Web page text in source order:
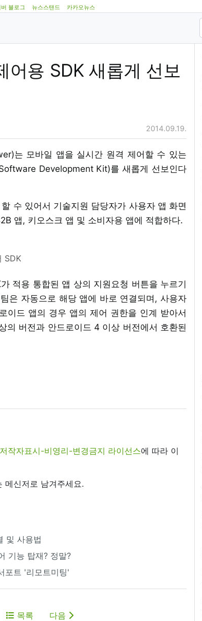
블로그 뉴스스탠드 카카오뉴스
어용 SDK 새롭게 선보
2014.09.19.
는 모바일 앱을 실시간 원격 제어할 수 있는
Development Kit)를 새롭게 선보인다
수 있어서 기술지원 담당자가 사용자 앱 화면
앱, 키오스크 앱 및 소비자용 앱에 적합하다.
SDK
적용 통합된 앱 상의 지원요청 버튼을 누르기
은 자동으로 해당 앱에 바로 연결되며, 사용자
이드 앱의 경우 앱의 제어 권한을 인계 받아서
의 버전과 안드로이드 4 이상 버전에서 호환된
작자표시-비영리-변경금지 라이선스에 따라 이
메신저로 남겨주세요.
및 사용법
기능 탑재? 정말?
포트 '리모트미팅'
목록 다음